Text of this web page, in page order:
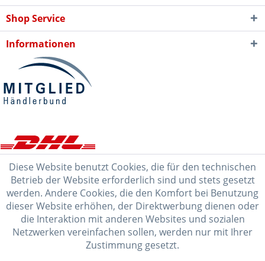
Shop Service
Informationen
Diese Website benutzt Cookies, die für den technischen
Betrieb der Website erforderlich sind und stets gesetzt
werden. Andere Cookies, die den Komfort bei Benutzung
dieser Website erhöhen, der Direktwerbung dienen oder
die Interaktion mit anderen Websites und sozialen
Netzwerken vereinfachen sollen, werden nur mit Ihrer
Zustimmung gesetzt.